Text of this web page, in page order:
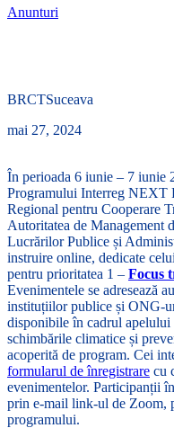
Anunturi
BRCTSuceava
mai 27, 2024
În perioada 6 iunie – 7 iunie
Programului Interreg NEXT
Regional pentru Cooperare
Autoritatea de
Lucrărilor Publice și
instruire online, dedicate
pentru prioritatea 1 – Focus
Evenimentele se adresează
instituțiilor publice și ONG-
disponibile în cadrul apelului
schimbările climatice și
acoperită de program. Cei
formularul de înregistrare cu
evenimentelor. Participanții
prin e-mail link-ul de Zoom,
programului.